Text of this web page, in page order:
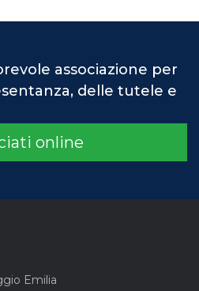
associazione per
delle tutele e
online
Emilia